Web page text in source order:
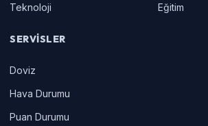
Teknoloji
Eğitim
SERVISLER
Doviz
Hava Durumu
Puan Durumu